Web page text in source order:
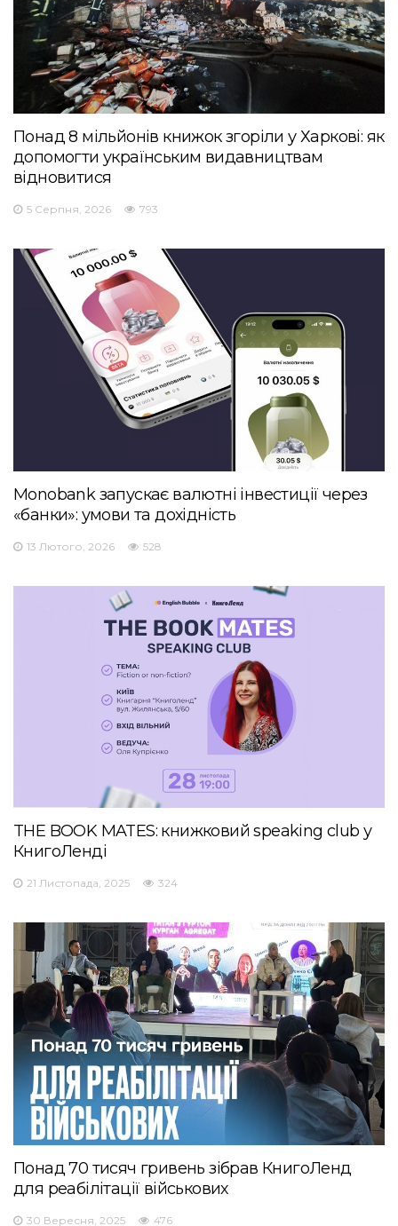
Понад 8 мільйонів книжок згоріли у Харкові: як
допомогти українським видавництвам
відновитися
5 Серпня, 2026 793
Monobank запускає валютні інвестиції через
«банки»: умови та дохідність
13 Лютого, 2026 528
THE BOOK MATES: книжковий speaking club у
КнигоЛенді
21 Листопада, 2025 324
Понад 70 тисяч гривень зібрав КнигоЛенд
для реабілітації військових
30 Вересня, 2025 476